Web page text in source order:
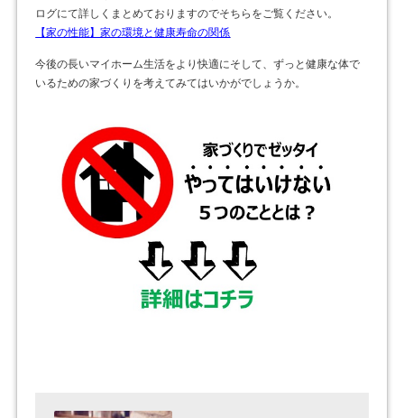
ログにて詳しくまとめておりますのでそちらをご覧ください。
【家の性能】家の環境と健康寿命の関係
今後の長いマイホーム生活をより快適にそして、ずっと健康な体で
いるための家づくりを考えてみてはいかがでしょうか。